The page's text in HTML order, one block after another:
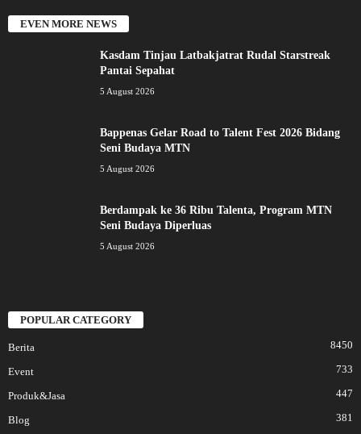
EVEN MORE NEWS
Kasdam Tinjau Latbakjatrat Rudal Starstreak
Pantai Sepahat
5 August 2026
Bappenas Gelar Road to Talent Fest 2026 Bidang
Seni Budaya MTN
5 August 2026
Berdampak ke 36 Ribu Talenta, Program MTN
Seni Budaya Diperluas
5 August 2026
POPULAR CATEGORY
Berita 8450
Event 733
Produk&Jasa 447
Blog 381